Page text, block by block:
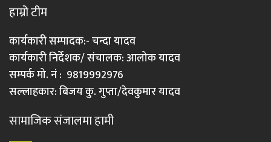
हाम्रो टीम
कार्यकारी सम्पादक:- चन्दा यादव
कार्यकारी निर्देशक/ संचालक: आलोक यादव
सम्पर्क मो. नं : 9819992976
सल्लाहकार: बिजय कु. गुप्ता/देवकुमार यादव
सामाजिक संजालमा हामी